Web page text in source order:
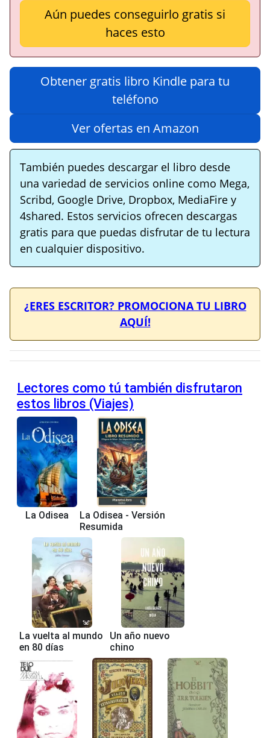
Aún puedes conseguirlo gratis si
haces esto
Obtener gratis libro Kindle para tu
teléfono
Ver ofertas en Amazon
También puedes descargar el libro desde
una variedad de servicios online como Mega,
Scribd, Google Drive, Dropbox, MediaFire y
4shared. Estos servicios ofrecen descargas
gratis para que puedas disfrutar de tu lectura
en cualquier dispositivo.
¿ERES ESCRITOR? PROMOCIONA TU LIBRO
AQUÍ!
Lectores como tú también disfrutaron
estos libros (Viajes)
La Odisea
La Odisea - Versión
Resumida
La vuelta al mundo
en 80 días
Un año nuevo
chino